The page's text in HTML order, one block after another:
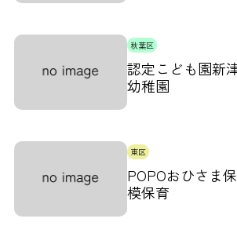
秋葉区
認定こども園新
幼稚園
東区
POPOおひさま
模保育